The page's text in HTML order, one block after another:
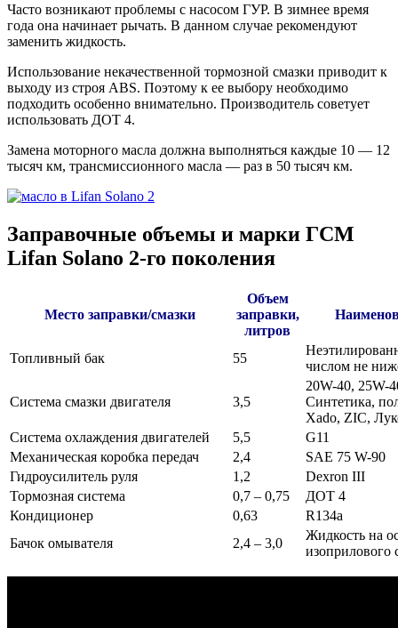
Часто возникают проблемы с насосом ГУР. В зимнее время
года она начинает рычать. В данном случае рекомендуют
заменить жидкость.
Использование некачественной тормозной смазки приводит к
выходу из строя АВS. Поэтому к ее выбору необходимо
подходить особенно внимательно. Производитель советует
использовать ДОТ 4.
Замена моторного масла должна выполняться каждые 10 — 12
тысяч км, трансмиссионного масла — раз в 50 тысяч км.
Заправочные объемы и марки ГСМ
Lifan Solano 2-го поколения
Место заправки/смазки
Объем
заправки,
литров
Топливный бак 55
числом не
Система смазки двигателя 3,5
20W-40, 25W-
Синтетика,
Xado, ZIC,
Система охлаждения двигателей
5,5
G11
Механическая коробка передач
2,4
SAE 75 W-90
Гидроусилитель руля
1,2
Dexron III
Тормозная система
0,7 – 0,75
ДОТ 4
Кондиционер
0,63
R134а
Бачок омывателя
2,4 – 3,0
Жидкость на
изоприлового